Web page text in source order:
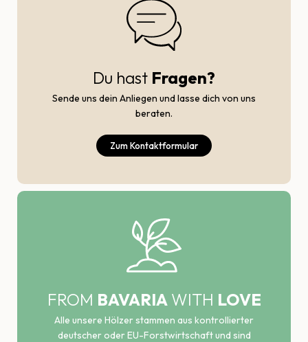
Du hast Fragen?
Sende uns dein Anliegen und lasse dich von uns
beraten.
Zum Kontaktformular
FROM BAVARIA WITH LOVE
Alle unsere Hölzer stammen aus kontrollierter
deutscher oder EU-Forstwirtschaft und sind